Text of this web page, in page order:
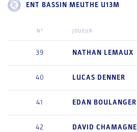
ENT BASSIN MEUTHE U13M
N° JOUEUR
39 NATHAN LEMAUX
40 LUCAS DENNER
41 EDAN BOULANGER
42 DAVID CHAMAGNE